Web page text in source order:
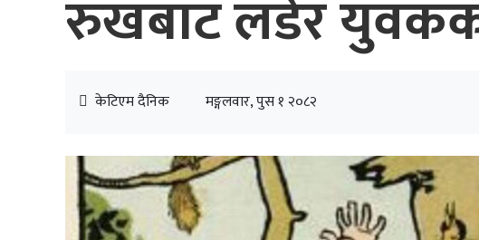
रुखबाट लडेर
केटिएम दैनिक मङ्गलवार, पुस १ २०८२